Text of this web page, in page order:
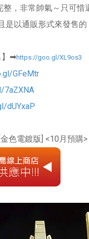
，非常帥氣～只可
是以通販形式來發售
】➡https://goo.gl/XL9os3
GFeMtr
7aZXNA
dUYxaP
色電鍍版] <10月預購>